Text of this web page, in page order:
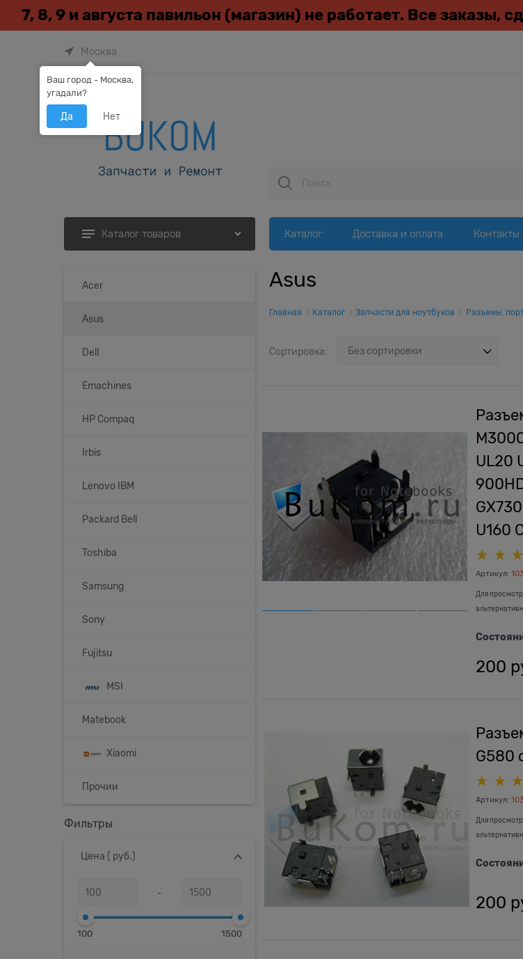
7, 8, 9 и августа павильон (магазин) не работает. Все заказы,
Москва
Каталог товаров Каталог Доставка и оплата Контакты
Acer
Asus
Dell
Emachines
HP Compaq
Irbis
Lenovo IBM
Packard Bell
Toshiba
Samsung
Sony
Fujitsu
MSI
Matebook
Xiaomi
Прочии
Фильтры
Цена ( руб.)
-
100 1500
Asus
Главная Каталог Запчасти для ноутбуков Разъемы,
Сортировка:
UL20
U160
Артикул:
Для
200
G580
Артикул:
Для
200
Ваш город - Москва,
угадали?
Да Нет